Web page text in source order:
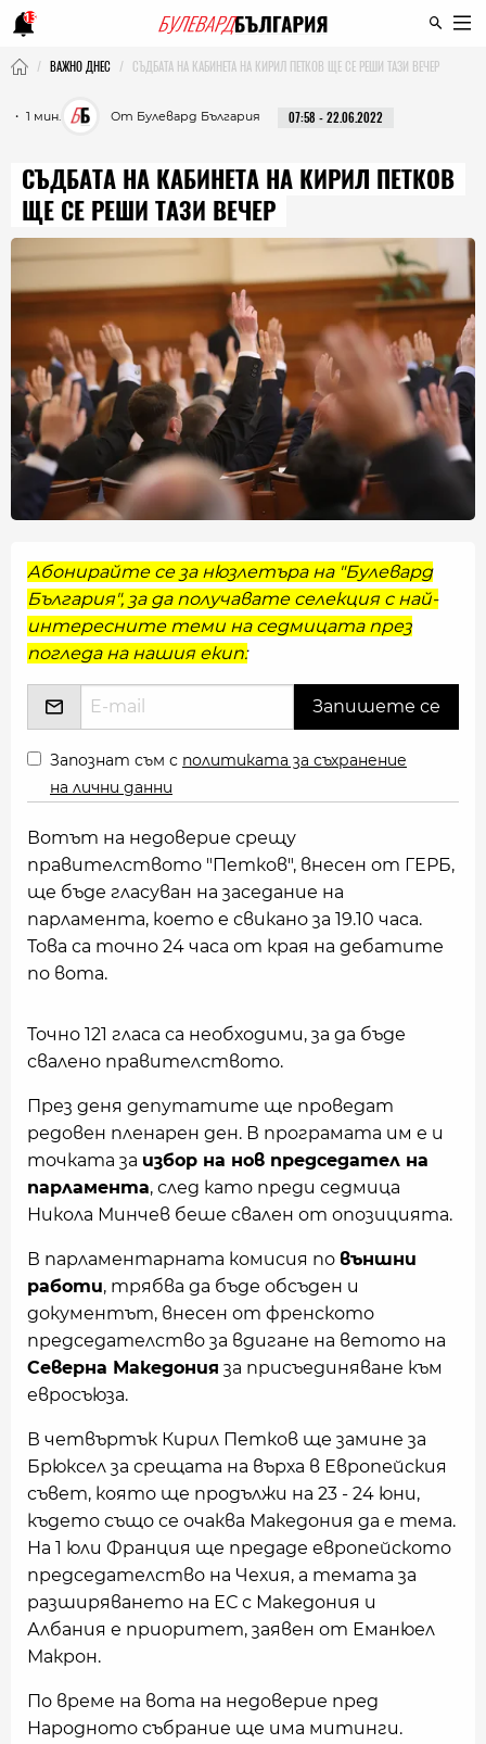
13
ВАЖНО ДНЕС СЪДБАТА НА КАБИНЕТА НА КИРИЛ ПЕТКОВ ЩЕ СЕ РЕШИ ТАЗИ ВЕЧЕР
・ 1 мин. От Булевард България 07:58 - 22.06.2022
СЪДБАТА НА КАБИНЕТА НА КИРИЛ ПЕТКОВ
ЩЕ СЕ РЕШИ ТАЗИ ВЕЧЕР
Абонирайте се за нюзлетъра на "Булевард
България", за да получавате селекция с най-
интересните теми на седмицата през
погледа на нашия екип:
Запознат съм с политиката за съхранение
на лични данни
Вотът на недоверие срещу
правителството "Петков", внесен от ГЕРБ,
ще бъде гласуван на заседание на
парламента, което е свикано за 19.10 часа.
Това са точно 24 часа от края на дебатите
по вота.
Точно 121 гласа са необходими, за да бъде
свалено правителството.
През деня депутатите ще проведат
редовен пленарен ден. В програмата им е и
точката за избор на нов председател на
парламента, след като преди седмица
Никола Минчев беше свален от опозицията.
В парламентарната комисия по външни
работи, трябва да бъде обсъден и
документът, внесен от френското
председателство за вдигане на ветото на
Северна Македония за присъединяване към
евросъюза.
В четвъртък Кирил Петков ще замине за
Брюксел за срещата на върха в Европейския
съвет, която ще продължи на 23 - 24 юни,
където също се очаква Македония да е тема.
На 1 юли Франция ще предаде европейското
председателство на Чехия, а темата за
разширяването на ЕС с Македония и
Албания е приоритет, заявен от Еманюел
Макрон.
По време на вота на недоверие пред
Народното събрание ще има митинги.